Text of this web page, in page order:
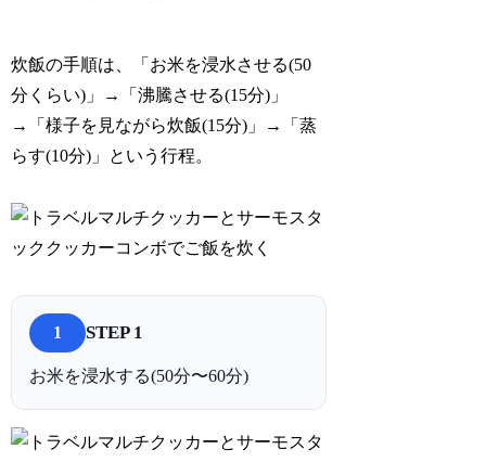
炊飯の手順は、「お米を浸水させる(50
分くらい)」→「沸騰させる(15分)」
→「様子を見ながら炊飯(15分)」→「蒸
らす(10分)」という行程。
1 STEP 1
お米を浸水する(50分〜60分)